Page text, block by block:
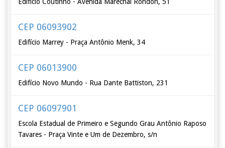
CEP 06093902
Edifício Marrey - Praça Antônio Menk, 34
CEP 06013900
Edifício Novo Mundo - Rua Dante Battiston, 231
CEP 06097901
Escola Estadual de Primeiro e Segundo Grau Antônio Raposo
Tavares - Praça Vinte e Um de Dezembro, s/n